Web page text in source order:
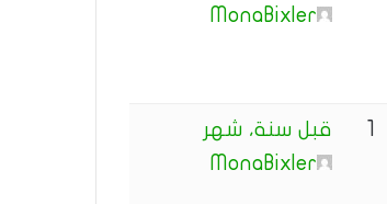
MonaBixler
قبل سنة، شهر
MonaBixler